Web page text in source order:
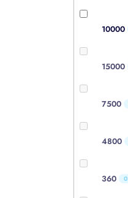
10000
15000
7500
4800
360 0